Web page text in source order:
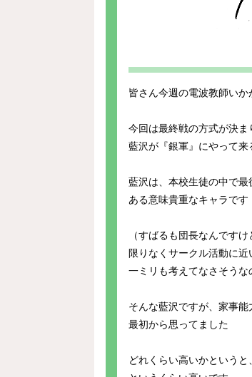
皆さん今週の電波教師い
今回は最終戦の方式が決ま
藍沢が『銀軍』にやって来
藍沢は、本校生徒の中で最
ある意味貴重なキャラです
（すばるも団長なんです
限りなくサークル活動に
一ミリも考えてなさそうな
そんな藍沢ですが、家事
最初から思ってました
どれくらい高いかという